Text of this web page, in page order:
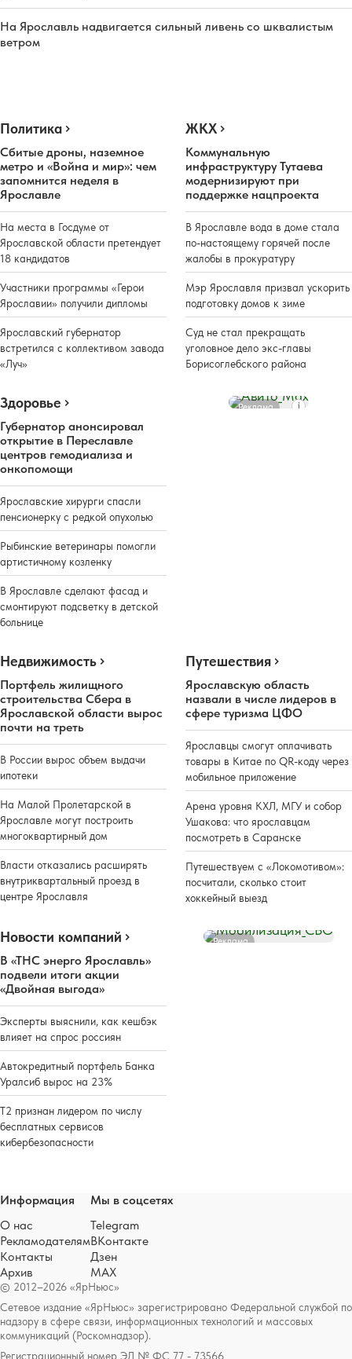
На Ярославль надвигается сильный ливень со шквалистым
ветром
Политика
Сбитые дроны, наземное
метро и «Война и мир»: чем
запомнится неделя в
Ярославле
На места в Госдуме от
Ярославской области претендует
18 кандидатов
Участники программы «Герои
Ярославии» получили дипломы
Ярославский губернатор
встретился с коллективом завода
«Луч»
ЖКХ
Коммунальную
инфраструктуру Тутаева
модернизируют при
поддержке нацпроекта
В Ярославле вода в доме стала
по-настоящему горячей после
жалобы в прокуратуру
Мэр Ярославля призвал ускорить
подготовку домов к зиме
Суд не стал прекращать
уголовное дело экс-главы
Борисоглебского района
Здоровье
Губернатор анонсировал
открытие в Переславле
центров гемодиализа и
онкопомощи
Ярославские хирурги спасли
пенсионерку с редкой опухолью
Рыбинские ветеринары помогли
артистичному козленку
В Ярославле сделают фасад и
смонтируют подсветку в детской
больнице
Реклама
Недвижимость
Портфель жилищного
строительства Сбера в
Ярославской области вырос
почти на треть
В России вырос объем выдачи
ипотеки
На Малой Пролетарской в
Ярославле могут построить
многоквартирный дом
Власти отказались расширять
внутриквартальный проезд в
центре Ярославля
Путешествия
Ярославскую область
назвали в числе лидеров в
сфере туризма ЦФО
Ярославцы смогут оплачивать
товары в Китае по QR-коду через
мобильное приложение
Арена уровня КХЛ, МГУ и собор
Ушакова: что ярославцам
посмотреть в Саранске
Путешествуем с «Локомотивом»:
посчитали, сколько стоит
хоккейный выезд
Новости компаний
В «ТНС энерго Ярославль»
подвели итоги акции
«Двойная выгода»
Эксперты выяснили, как кешбэк
влияет на спрос россиян
Автокредитный портфель Банка
Уралсиб вырос на 23%
Т2 признан лидером по числу
бесплатных сервисов
кибербезопасности
Реклама
© 2012–2026 «ЯрНьюс»
Сетевое издание «ЯрНьюс» зарегистрировано Федеральной службой по
надзору в сфере связи, информационных технологий и массовых
коммуникаций (Роскомнадзор).
Регистрационный номер ЭЛ № ФС 77 - 73566
Информация
О нас
Рекламодателям
Контакты
Архив
Мы в соцсетях
Telegram
ВКонтакте
Дзен
MAX